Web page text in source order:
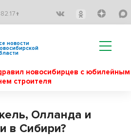
новости
новосибирцев с юбилейным
строителя
Олланда и
в Сибири?